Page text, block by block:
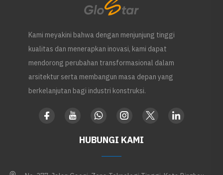
Kami meyakini bahwa dengan menjunjung tinggi
kualitas dan menerapkan inovasi, kami dapat
mendorong perubahan transformasional dalam
arsitektur serta membangun masa depan yang
berkelanjutan bagi industri konstruksi.
HUBUNGI KAMI